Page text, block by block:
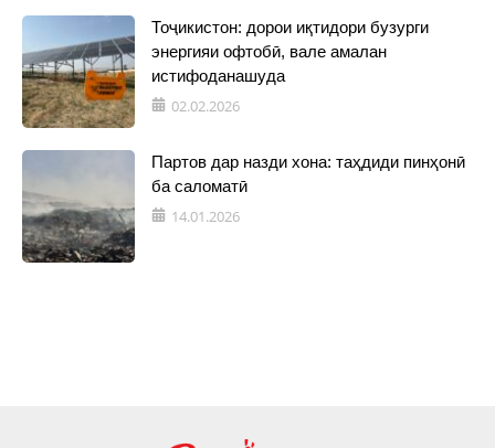
Тоҷикистон: дорои иқтидори бузурги
энергияи офтобӣ, вале амалан
истифоданашуда
02.02.2026
Партов дар назди хона: таҳдиди пинҳонӣ
ба саломатӣ
14.01.2026